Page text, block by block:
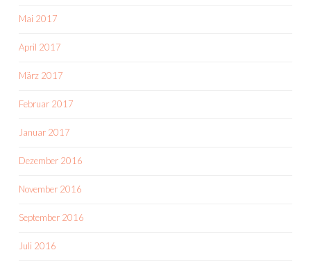
Mai 2017
April 2017
März 2017
Februar 2017
Januar 2017
Dezember 2016
November 2016
September 2016
Juli 2016